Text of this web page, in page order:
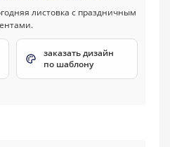
заказать дизайн
по шаблону